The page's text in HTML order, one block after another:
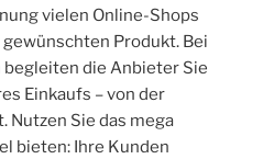
vielen Online-Shops
Produkt. Bei
begleiten die Anbieter Sie
Einkaufs – von der
Nutzen Sie das mega
bieten: Ihre Kunden